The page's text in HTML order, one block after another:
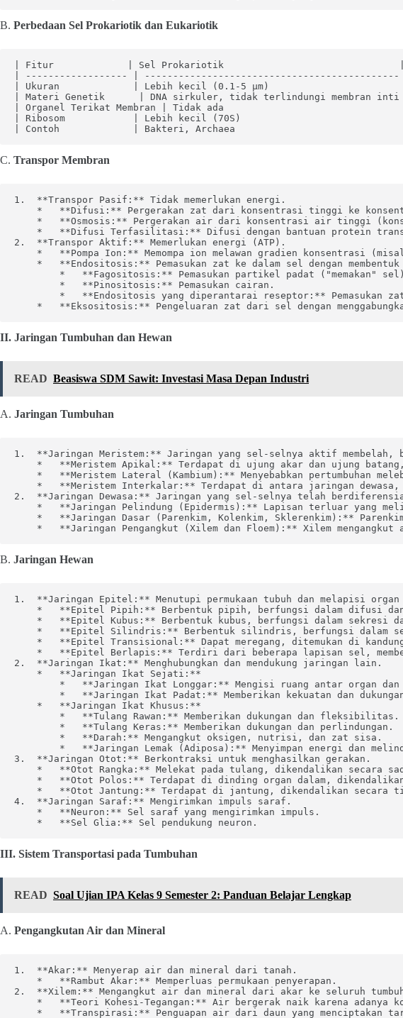
B. Perbedaan Sel Prokariotik dan Eukariotik
| Fitur             | Sel Prokariotik
| ------------------ |
| Ukuran             | Lebih kecil (0.1-5 μm)
| Materi Genetik      | DNA sirkuler, tidak terlindungi membran
| Organel Terikat Membran | Tidak ada
| Ribosom            | Lebih kecil (70S)
| Contoh             | Bakteri, Archaea                               |
C. Transpor Membran
1.  **Transpor Pasif:** Tidak memerlukan energi.
*   **Difusi:** Pergerakan zat dari konsentrasi tinggi ke
*   **Osmosis:** Pergerakan air dari konsentrasi air tinggi
*   **Difusi Terfasilitasi:** Difusi dengan bantuan protein
2.  **Transpor Aktif:** Memerlukan energi (ATP).
*   **Pompa Ion:** Memompa ion melawan gradien konsentrasi
*   **Endositosis:** Pemasukan zat ke dalam sel dengan
*   **Fagositosis:** Pemasukan partikel padat ("memakan"
        *   **Pinositosis:** Pemasukan cairan.
*   **Endositosis yang diperantarai reseptor:** Pemasukan
*   **Eksositosis:** Pengeluaran zat dari sel dengan
II. Jaringan Tumbuhan dan Hewan
READ Beasiswa SDM Sawit: Investasi Masa Depan Industri
A. Jaringan Tumbuhan
1.  **Jaringan Meristem:** Jaringan yang sel-selnya aktif membelah,
*   **Meristem Apikal:** Terdapat di ujung akar dan ujung
*   **Meristem Lateral (Kambium):** Menyebabkan pertumbuhan
*   **Meristem Interkalar:** Terdapat di antara jaringan
2.  **Jaringan Dewasa:** Jaringan yang sel-selnya telah
*   **Jaringan Pelindung (Epidermis):** Lapisan terluar yang
*   **Jaringan Dasar (Parenkim, Kolenkim, Sklerenkim):**
*   **Jaringan Pengangkut (Xilem dan Floem):** Xilem
B. Jaringan Hewan
1.  **Jaringan Epitel:** Menutupi permukaan tubuh dan melapisi organ
*   **Epitel Pipih:** Berbentuk pipih, berfungsi dalam difusi
*   **Epitel Kubus:** Berbentuk kubus, berfungsi dalam sekresi
*   **Epitel Silindris:** Berbentuk silindris, berfungsi dalam
*   **Epitel Transisional:** Dapat meregang, ditemukan di
*   **Epitel Berlapis:** Terdiri dari beberapa lapisan sel,
2.  **Jaringan Ikat:** Menghubungkan dan mendukung jaringan lain.
    *   **Jaringan Ikat Sejati:**
*   **Jaringan Ikat Longgar:** Mengisi ruang antar organ dan
*   **Jaringan Ikat Padat:** Memberikan kekuatan dan
    *   **Jaringan Ikat Khusus:**
        *   **Tulang Rawan:** Memberikan dukungan dan fleksibilitas.
        *   **Tulang Keras:** Memberikan dukungan dan perlindungan.
        *   **Darah:** Mengangkut oksigen, nutrisi, dan zat sisa.
*   **Jaringan Lemak (Adiposa):** Menyimpan energi dan
3.  **Jaringan Otot:** Berkontraksi untuk menghasilkan gerakan.
*   **Otot Rangka:** Melekat pada tulang, dikendalikan secara
*   **Otot Polos:** Terdapat di dinding organ dalam,
*   **Otot Jantung:** Terdapat di jantung, dikendalikan secara
4.  **Jaringan Saraf:** Mengirimkan impuls saraf.
    *   **Neuron:** Sel saraf yang mengirimkan impuls.
    *   **Sel Glia:** Sel pendukung neuron.
III. Sistem Transportasi pada Tumbuhan
READ Soal Ujian IPA Kelas 9 Semester 2: Panduan Belajar Lengkap
A. Pengangkutan Air dan Mineral
1.  **Akar:** Menyerap air dan mineral dari tanah.
    *   **Rambut Akar:** Memperluas permukaan penyerapan.
2.  **Xilem:** Mengangkut air dan mineral dari akar ke seluruh
*   **Teori Kohesi-Tegangan:** Air bergerak naik karena adanya
*   **Transpirasi:** Penguapan air dari daun yang menciptakan